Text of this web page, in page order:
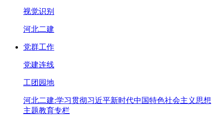
视觉识别
河北二建
党群工作
党建连线
工团园地
河北二建:学习贯彻习近平新时代中国特色社会主义思想
主题教育专栏